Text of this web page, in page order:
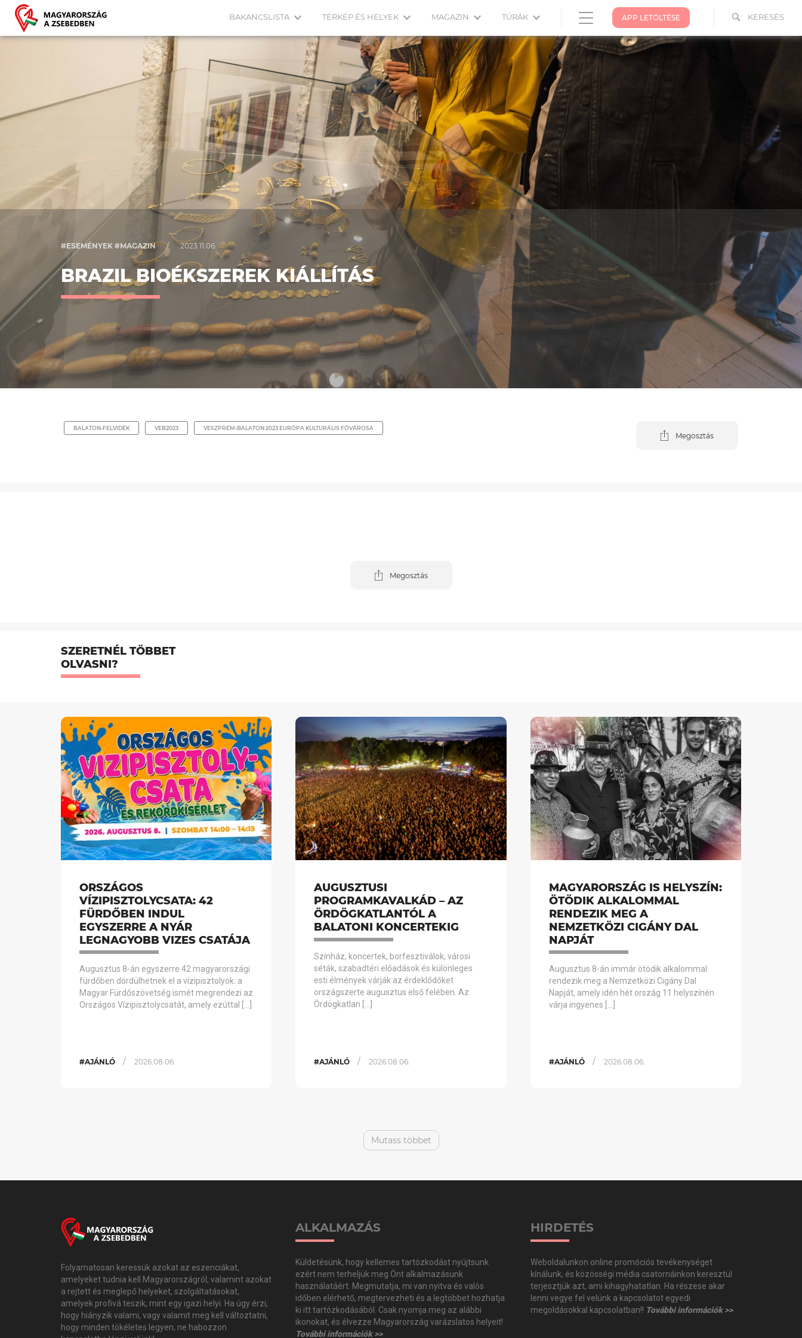
KERESÉS
APP LETÖLTÉSE
BAKANCSLISTA TÉRKÉP ÉS HELYEK MAGAZIN TÚRÁK
#ESEMÉNYEK #MAGAZIN / 2023.11.06.
BRAZIL BIOÉKSZEREK KIÁLLÍTÁS
BALATON-FELVIDÉK VEB2023 VESZPRÉM-BALATON 2023 EURÓPA KULTURÁLIS FŐVÁROSA
Megosztás
Megosztás
SZERETNÉL TÖBBET
OLVASNI?
ORSZÁGOS
VÍZIPISZTOLYCSATA: 42
FÜRDŐBEN INDUL
EGYSZERRE A NYÁR
LEGNAGYOBB VIZES CSATÁJA
Augusztus 8-án egyszerre 42 magyarországi
fürdőben dördülhetnek el a vízipisztolyok: a
Magyar Fürdőszövetség ismét megrendezi az
Országos Vízipisztolycsatát, amely ezúttal […]
#AJÁNLÓ / 2026.08.06.
AUGUSZTUSI
PROGRAMKAVALKÁD – AZ
ÖRDÖGKATLANTÓL A
BALATONI KONCERTEKIG
Színház, koncertek, borfesztiválok, városi
séták, szabadtéri előadások és különleges
esti élmények várják az érdeklődőket
országszerte augusztus első felében. Az
Ördögkatlan […]
#AJÁNLÓ / 2026.08.06.
MAGYARORSZÁG IS HELYSZÍN:
ÖTÖDIK ALKALOMMAL
RENDEZIK MEG A
NEMZETKÖZI CIGÁNY DAL
NAPJÁT
Augusztus 8-án immár ötödik alkalommal
rendezik meg a Nemzetközi Cigány Dal
Napját, amely idén hét ország 11 helyszínén
várja ingyenes […]
#AJÁNLÓ / 2026.08.06.
Mutass többet
Folyamatosan keressük azokat az eszenciákat,
amelyeket tudnia kell Magyarországról, valamint azokat
a rejtett és meglepő helyeket, szolgáltatásokat,
amelyek profivá teszik, mint egy igazi helyi. Ha úgy érzi,
hogy hiányzik valami, vagy valamit meg kell változtatni,
hogy minden tökéletes legyen, ne habozzon
ALKALMAZÁS
Küldetésünk, hogy kellemes tartózkodást nyújtsunk
ezért nem terheljük meg Önt alkalmazásunk
használatáért. Megmutatja, mi van nyitva és valós
időben elérhető, megtervezheti és a legtöbbet hozhatja
ki itt tartózkodásából. Csak nyomja meg az alábbi
ikonokat, és élvezze Magyarország varázslatos helyeit!
További információk >>
HIRDETÉS
Weboldalunkon online promóciós tevékenységet
kínálunk, és közösségi média csatornáinkon keresztül
terjesztjük azt, ami kihagyhatatlan. Ha részese akar
lenni vegye fel velünk a kapcsolatot egyedi
megoldásokkal kapcsolatban!! További információk >>